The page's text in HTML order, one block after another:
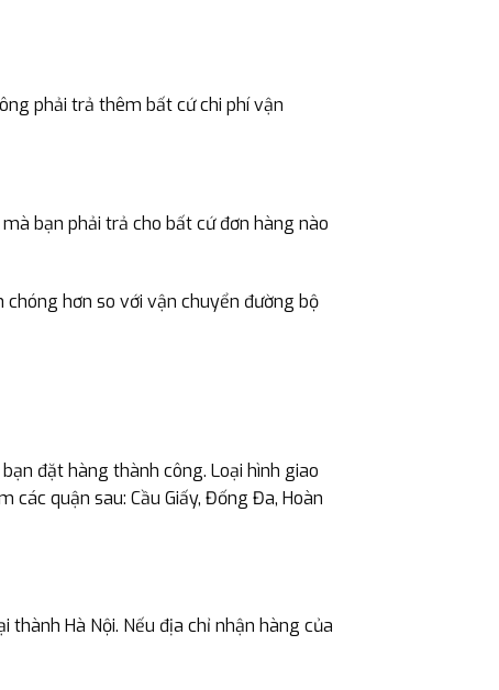
phải trả thêm bất cứ chi phí vận
bạn phải trả cho bất cứ đơn hàng nào
chóng hơn so với vận chuyển đường bộ
đặt hàng thành công. Loại hình giao
quận sau: Cầu Giấy, Đống Đa, Hoàn
thành Hà Nội. Nếu địa chỉ nhận hàng của